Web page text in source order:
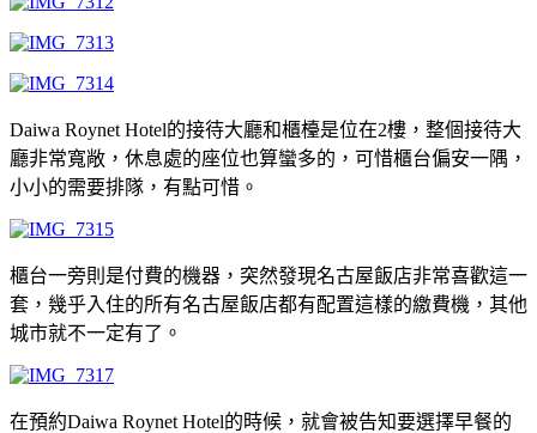
Daiwa Roynet Hotel的接待大廳和櫃檯是位在2樓，整個接待大
廳非常寬敞，休息處的座位也算蠻多的，可惜櫃台偏安一隅，
小小的需要排隊，有點可惜。
櫃台一旁則是付費的機器，突然發現名古屋飯店非常喜歡這一
套，幾乎入住的所有名古屋飯店都有配置這樣的繳費機，其他
城市就不一定有了。
在預約Daiwa Roynet Hotel的時候，就會被告知要選擇早餐的